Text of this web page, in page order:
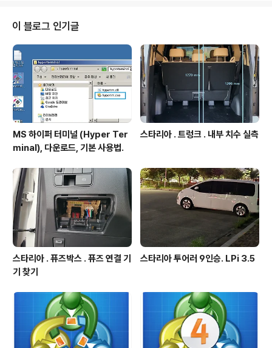
론 : 1대비 2,3 동시 적용시 출력속도 증가 정도는 1대비 최
대 5%정도. 시험환경타겟칩 : STM32L476RET 80M
Hz 구동.보드 : http://igotit.tistory.com/686컴파일러
: KEIL MDK-ARM v5.2STM32CubeMX STM32L..
이 블로그 인기글
MS 하이퍼 터미널 (Hyper Ter
minal), 다운로드, 기본 사용법.
스타리아 . 트렁크 . 내부 치수 실측
스타리아 . 퓨즈박스 . 퓨즈 연결 기
기 찾기
스타리아 투어러 9인승. LPi 3.5